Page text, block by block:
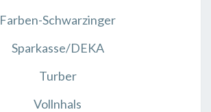
Farben-Schwarzinger
Sparkasse/DEKA
Turber
Vollnhals